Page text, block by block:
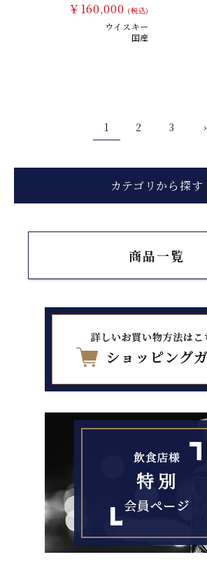
カテゴリから探す
商品一覧
￥160,000 (税込)
ウイスキー
国産
1 2 3 ›